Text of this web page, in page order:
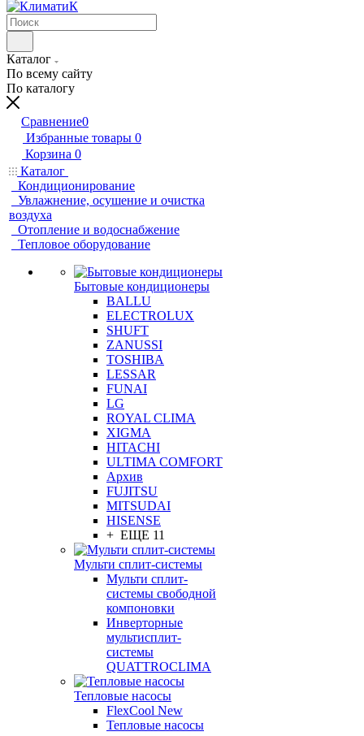
Каталог
По всему сайту
По каталогу
Сравнение0
Избранные товары 0
Корзина 0
Каталог
Кондиционирование
Увлажнение, осушение и очистка
воздуха
Отопление и водоснабжение
Тепловое оборудование
Бытовые кондиционеры
BALLU
ELECTROLUX
SHUFT
ZANUSSI
TOSHIBA
LESSAR
FUNAI
LG
ROYAL CLIMA
XIGMA
HITACHI
ULTIMA COMFORT
Архив
FUJITSU
MITSUDAI
HISENSE
+ ЕЩЕ 11
Мульти сплит-системы
Мульти сплит-
системы свободной
компоновки
Инверторные
мультисплит-
системы
QUATTROCLIMA
Тепловые насосы
FlexCool New
Тепловые насосы